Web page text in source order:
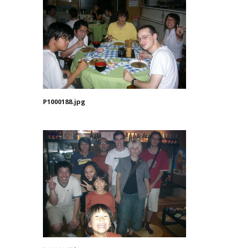
P1000188.jpg